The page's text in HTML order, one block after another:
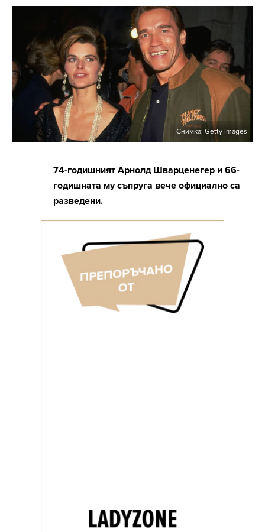
Снимка: Getty Images
74-годишният Арнолд Шварценегер и 66-
годишната му съпруга вече официално са
разведени.